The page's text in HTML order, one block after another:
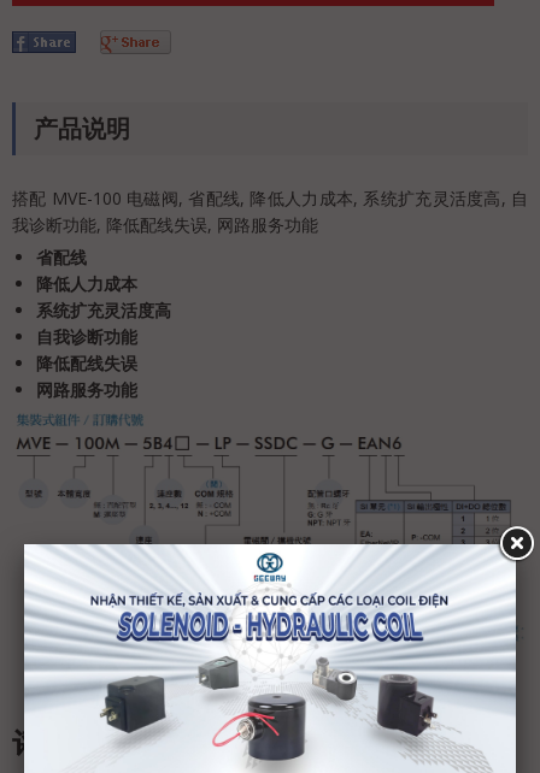
产品说明
搭配 MVE-100 电磁阀, 省配线, 降低人力成本, 系统扩充灵活度高, 自
我诊断功能, 降低配线失误, 网路服务功能
省配线
降低人力成本
系统扩充灵活度高
自我诊断功能
降低配线失误
网路服务功能
评论